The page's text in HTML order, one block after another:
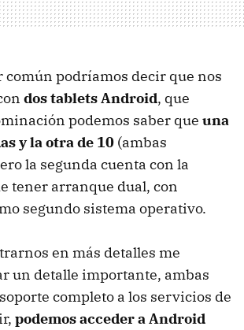
común podríamos decir que nos
dos tablets Android, que
podemos saber que una
y la otra de 10 (ambas
la segunda cuenta con la
tener arranque dual, con
segundo sistema operativo.
en más detalles me
un detalle importante, ambas
completo a los servicios de
podemos acceder a Android